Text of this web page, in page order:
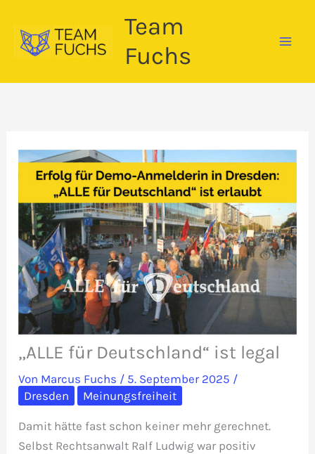
Inhalt
springen
Team
Fuchs
„ALLE für Deutschland“ ist legal
Von Marcus Fuchs / 5. September 2025 /
Dresden
Meinungsfreiheit
Damit hätte fast schon keiner mehr gerechnet.
Selbst Rechtsanwalt Ralf Ludwig war positiv